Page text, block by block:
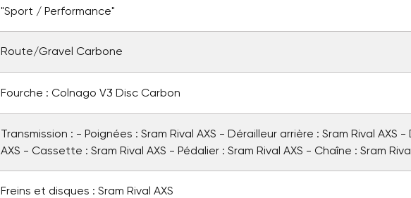
"Sport / Performance"
Route/Gravel Carbone
Fourche : Colnago V3 Disc Carbon
Transmission : - Poignées : Sram Rival AXS - Dérailleur arrière : Sram Rival AXS
AXS - Cassette : Sram Rival AXS - Pédalier : Sram Rival AXS - Chaîne : Sram
Freins et disques : Sram Rival AXS